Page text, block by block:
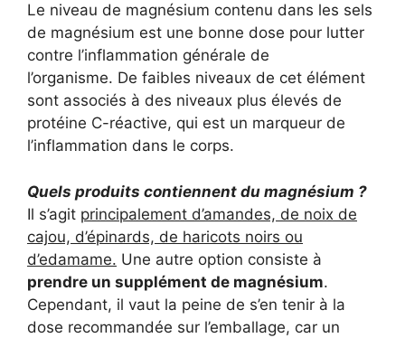
Le niveau de magnésium contenu dans les sels
de magnésium est une bonne dose pour lutter
contre l’inflammation générale de
l’organisme. De faibles niveaux de cet élément
sont associés à des niveaux plus élevés de
protéine C-réactive, qui est un marqueur de
l’inflammation dans le corps.
Quels produits contiennent du magnésium ?
Il s’agit principalement d’amandes, de noix de
cajou, d’épinards, de haricots noirs ou
d’edamame. Une autre option consiste à
prendre un supplément de magnésium.
Cependant, il vaut la peine de s’en tenir à la
dose recommandée sur l’emballage, car un